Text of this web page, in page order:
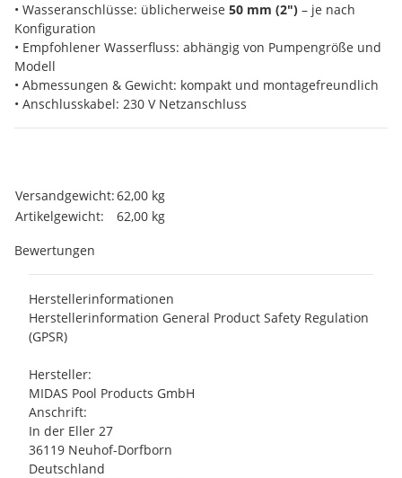
• Wasseranschlüsse: üblicherweise 50 mm (2″) – je nach
Konfiguration
• Empfohlener Wasserfluss: abhängig von Pumpengröße und
Modell
• Abmessungen & Gewicht: kompakt und montagefreundlich
• Anschlusskabel: 230 V Netzanschluss
Produkteigenschaft
Wert
Versandgewicht:62,00 kg
Artikelgewicht:
62,00 kg
Bewertungen
Herstellerinformationen
Herstellerinformation General Product Safety Regulation
(GPSR)
Hersteller:
MIDAS Pool Products GmbH
Anschrift:
In der Eller 27
36119 Neuhof-Dorfborn
Deutschland